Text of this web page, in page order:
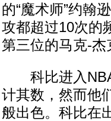
的“魔术师”约翰
攻都超过10次的
第三位的马克-杰
科比进入NBA
计其数，然而他
般出色。科比在